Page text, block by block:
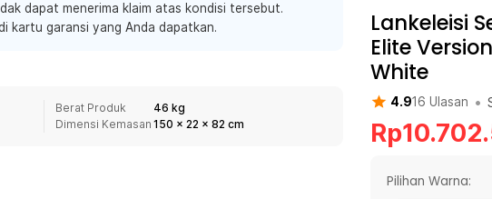
Senin - Jumat (07:00 - 20:00), Sabtu - Minggu (08:00 - 20:00), Tutup pada Idul Fitri
Senin - Jumat (08:00 - 20:00), Sabtu - Minggu/ Libur Nasional (08:00 - 17:00)
Selengkapnya
Senin - Jumat (08:00 - 20:00), Sabtu - Minggu/ Libur Nasional (08:00 - 17:00) Selengkapnya
dapat menerima klaim atas kondisi tersebut.
kartu garansi yang Anda dapatkan.
Berat Produk
46 kg
Dimensi Kemasan 150 x 22 x 82 cm
Lankeleisi
Elite
White
4.916 Ulasan •
Rp
Pilihan Warna: